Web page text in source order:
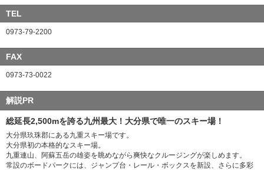
TEL
0973-79-2200
FAX
0973-73-0022
解説PR
総延長2,500mを誇る九州最大！大分県で唯一のスキー場！
大分県玖珠郡にある九重スキー場です。
大分県初の本格的なスキー場。
九重連山、阿蘇五岳の雄姿を眺めながら爽快なクルージングが楽しめます。
常設のボードパークには、ジャンプ台・レール・ボックスを新設、さらに多彩